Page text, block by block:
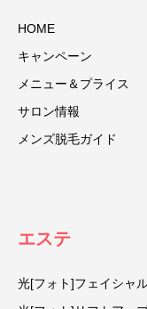
HOME
キャンペーン
メニュー＆プライス
サロン情報
メンズ脱毛ガイド
エステ
光[フォト]フェイシャ